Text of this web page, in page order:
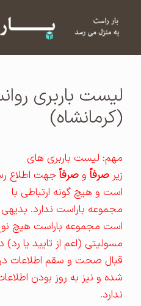
لیست باربری روانسر
(کرمانشاه)
مهم: لیست باربری های
صرفاًوصرفاًجهت اطلاع رسانی
است و هیچ گونه ارتباطی با
مجموعه باراست ندارد. بدیهی
است مجموعه باراست هیچ نوع
مسولیتی (اعم از تایید یا رد) در
قبال صحت و سقم اطلاعات درج
شده و نیز به روز بودن اطلاعات
ندارد.